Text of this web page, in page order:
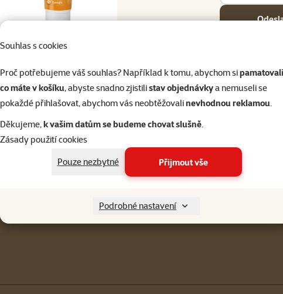
Souhlas s cookies
Proč potřebujeme váš souhlas? Například k tomu, abychom si
co máte v košíku, abyste snadno zjistilistav objednávkya nemuseli se
pokaždé přihlašovat, abychom vás neobtěžovalinevhodnou reklamou.
Děkujeme,k vašim datům se budeme chovat slušně.
Zásady použití cookies
Pouze nezbytné
Přijmout vše
Podrobné nastavení
Napište nám
eshop@superzoo.cz
321 000 180
Menu v patičce